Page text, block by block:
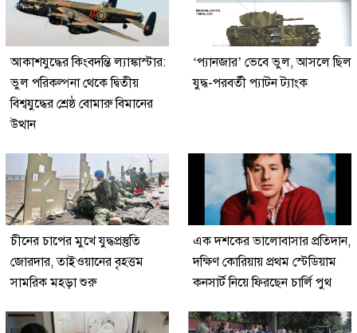
আকাশযুদ্ধের কিংবদন্তি ল্যাঙ্কাস্টার:
ভুল পরিকল্পনা থেকে দ্বিতীয়
বিশ্বযুদ্ধের শ্রেষ্ঠ বোমারু বিমানের
উত্থান
‘প্যানজার’ ভেবে ভুল, আসলে ছিল
যুদ্ধ-পরবর্তী প্যাটন ট্যাংক
চীনের চাপের মুখে যুদ্ধপ্রস্তুতি
জোরদার, তাইওয়ানের বৃহত্তম
সামরিক মহড়া শুরু
এক দশকের ভালোবাসার প্রতিদান,
দক্ষিণ কোরিয়ায় প্রথম স্টেডিয়াম
কনসার্ট নিয়ে ফিরছেন চার্লি পুথ